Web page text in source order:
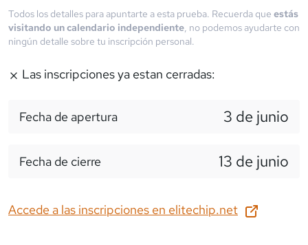
Todos los detalles para apuntarte a esta prueba. Recuerda que estás
visitando un calendario independiente, no podemos ayudarte con
ningún detalle sobre tu inscripción personal.
Las inscripciones ya estan cerradas:
Fecha de apertura 3 de junio
Fecha de cierre 13 de junio
Accede a las inscripciones en elitechip.net